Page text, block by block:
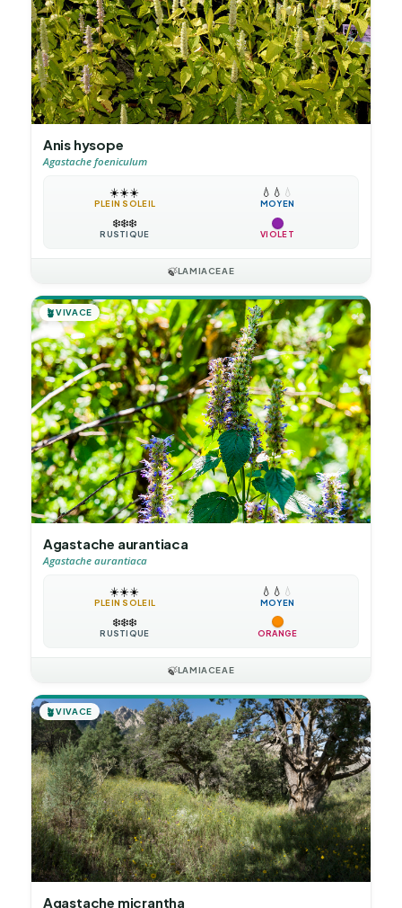
Anis hysope
Agastache foeniculum
☀️☀️☀️
PLEIN SOLEIL
💧 💧 💧
MOYEN
❄️❄️❄️
RUSTIQUE VIOLET
🍃LAMIACEAE
🪴VIVACE
Agastache aurantiaca
Agastache aurantiaca
☀️☀️☀️
PLEIN SOLEIL
💧 💧 💧
MOYEN
❄️❄️❄️
RUSTIQUE ORANGE
🍃LAMIACEAE
🪴VIVACE
Agastache micrantha